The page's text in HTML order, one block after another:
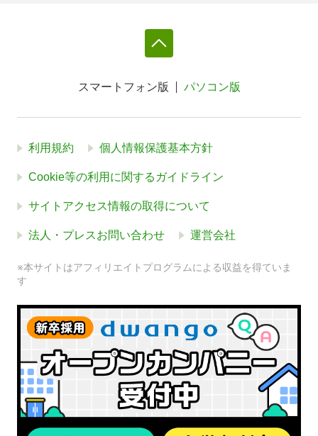
スマートフォン版 パソコン版
利用規約 個人情報保護基本方針
Cookie等の利用に関するガイドライン
サイトアクセス情報の取得について
法人・プレスお問い合わせ 運営会社
※本サイトはアフィリエイトプログラムによる収益を得ていま
す